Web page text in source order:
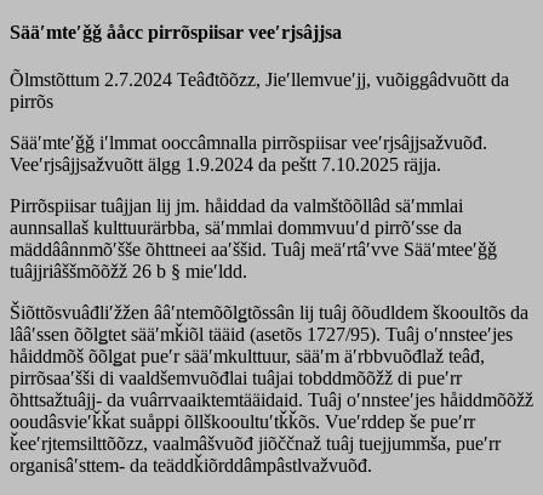
Sääʹmteʹǧǧ ååcc pirrõspiisar veeʹrjsâjjsa
Õlmstõttum 2.7.2024 Teâđtõõzz, Jieʹllemvueʹjj, vuõiggâdvuõtt da
pirrõs
Sääʹmteʹǧǧ iʹlmmat ooccâmnalla pirrõspiisar veeʹrjsâjjsažvuõđ.
Veeʹrjsâjjsažvuõtt älgg 1.9.2024 da peštt 7.10.2025 räjja.
Pirrõspiisar tuâjjan lij jm. håiddad da valmštõõllâd säʹmmlai
aunnsallaš kulttuurärbba, säʹmmlai dommvuuʹd pirrõʹsse da
mäddâânnmõʹšše õhttneei aaʹššid. Tuâj meäʹrtâʹvve Sääʹmteeʹǧǧ
tuâjjriâššmõõžž 26 b § mieʹldd.
Šiõttõsvuâđliʹžžen ââʹntemõõlǥtõssân lij tuâj õõudldem škooultõs da
lââʹssen õõlǥtet sääʹmǩiõl tääid (asetõs 1727/95). Tuâj oʹnnsteeʹjes
håiddmõš õõlǥat pueʹr sääʹmkulttuur, sääʹm äʹrbbvuõđlaž teâđ,
pirrõsaaʹšši di vaaldšemvuõđlai tuâjai tobddmõõžž di pueʹrr
õhttsažtuâjj- da vuârrvaaiktemtääidaid. Tuâj oʹnnsteeʹjes håiddmõõžž
ooudâsvieʹǩǩat suåppi õllškooultuʹtǩǩõs. Vueʹrddep še pueʹrr
ǩeeʹrjtemsilttõõzz, vaalmâšvuõđ jiõččnaž tuâj tuejjummša, pueʹrr
organisâʹsttem- da teäddǩiõrddâmpâstlvažvuõđ.